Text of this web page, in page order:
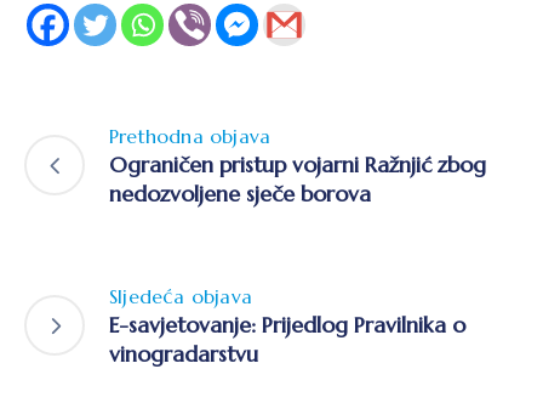
Prethodna objava
Ograničen pristup vojarni Ražnjić zbog
nedozvoljene sječe borova
Sljedeća objava
E-savjetovanje: Prijedlog Pravilnika o
vinogradarstvu